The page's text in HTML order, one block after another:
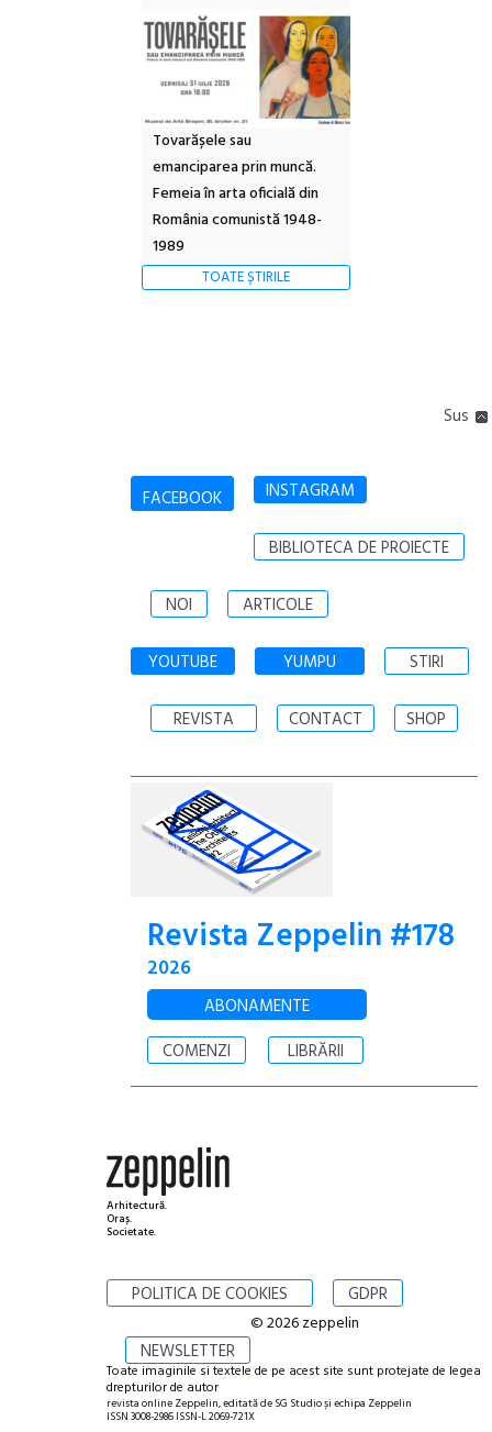
Tovarășele sau
emanciparea prin muncă.
Femeia în arta oficială din
România comunistă 1948-
1989
TOATE ȘTIRILE
Sus
FACEBOOK INSTAGRAM
BIBLIOTECA DE PROIECTE
NOI ARTICOLE
YOUTUBE YUMPU STIRI
REVISTA CONTACT SHOP
Revista Zeppelin #178
2026
ABONAMENTE
COMENZI
LIBRĂRII
Arhitectură.
Oraș.
Societate.
POLITICA DE COOKIES GDPR
NEWSLETTER
© 2026 zeppelin
Toate imaginile si textele de pe acest site sunt protejate de legea
drepturilor de autor
revista online Zeppelin, editată de SG Studio și echipa Zeppelin
ISSN 3008-2986 ISSN-L 2069-721X